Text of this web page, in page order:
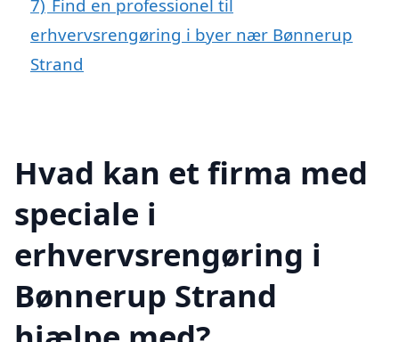
7) Find en professionel til
erhvervsrengøring i byer nær Bønnerup
Strand
Hvad kan et firma med
speciale i
erhvervsrengøring i
Bønnerup Strand